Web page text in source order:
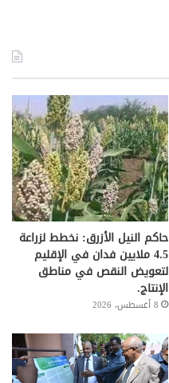
حاكم النيل الأزرق: نخطط لزراعة
4.5 ملايين فدان في الإقليم
لتعويض النقص في مناطق
الإنتاج.
8 أغسطس، 2026